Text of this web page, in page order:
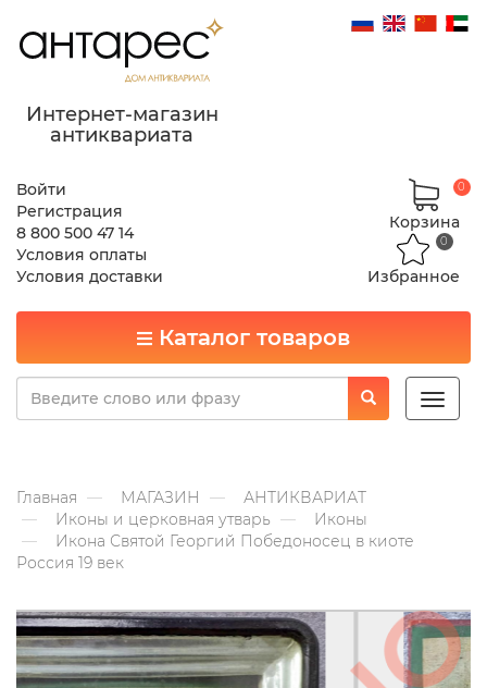
Интернет-магазин
антиквариата
Войти
Регистрация
8 800 500 47 14
Условия оплаты
Условия доставки
Корзина
0
Избранное
0
Каталог товаров
Toggle
Главная МАГАЗИН
АНТИКВАРИАТ
Иконы и церковная утварь
Иконы
Икона Святой Георгий Победоносец в киоте
Россия 19 век